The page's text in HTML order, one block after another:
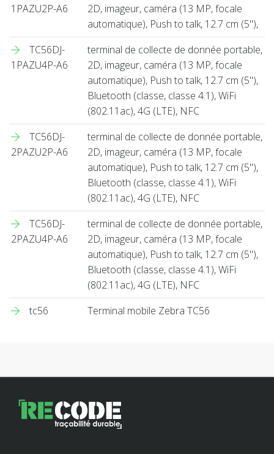
1PAZU2P-A6
2D, imageur, caméra (13 MP, focale
automatique), Push to talk, 12.7 cm (5''),
TC56DJ-
1PAZU4P-A6
terminal de collecte de donnée portable,
2D, imageur, caméra (13 MP, focale
automatique), Push to talk, 12.7 cm (5''),
Bluetooth (classe, classe 4.1), WiFi
(802.11ac), 4G (LTE), NFC
TC56DJ-
2PAZU2P-A6
terminal de collecte de donnée portable,
2D, imageur, caméra (13 MP, focale
automatique), Push to talk, 12.7 cm (5''),
Bluetooth (classe, classe 4.1), WiFi
(802.11ac), 4G (LTE), NFC
TC56DJ-
2PAZU4P-A6
terminal de collecte de donnée portable,
2D, imageur, caméra (13 MP, focale
automatique), Push to talk, 12.7 cm (5''),
Bluetooth (classe, classe 4.1), WiFi
(802.11ac), 4G (LTE), NFC
tc56
Terminal mobile Zebra TC56